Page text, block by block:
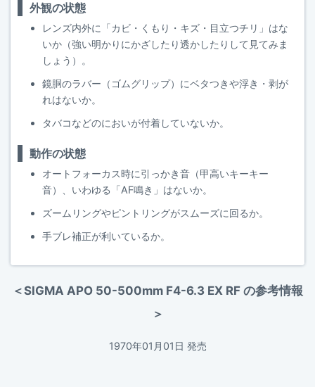
外観の状態
レンズ内外に「カビ・くもり・キズ・目立つチリ」はな
いか（強い明かりにかざしたり透かしたりして見てみま
しょう）。
鏡胴のラバー（ゴムグリップ）にベタつきや浮き・剥が
れはないか。
タバコなどのにおいが付着していないか。
動作の状態
オートフォーカス時に引っかき音（甲高いキーキー
音）、いわゆる「AF鳴き」はないか。
ズームリングやピントリングがスムーズに回るか。
手ブレ補正が利いているか。
＜SIGMA APO 50-500mm F4-6.3 EX RF の参考情報
＞
1970年01月01日 発売